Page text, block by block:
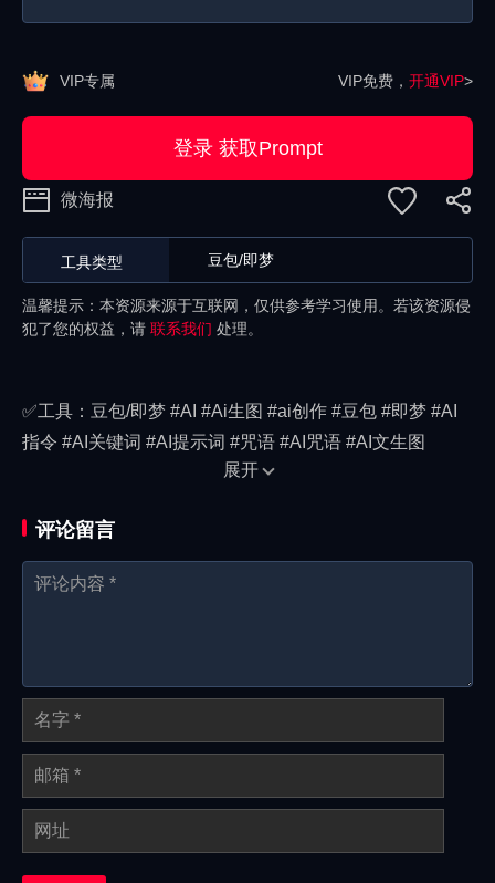
VIP专属 VIP免费， 开通VIP>
登录 获取Prompt
微海报
工具类型 豆包/即梦
温馨提示：本资源来源于互联网，仅供参考学习使用。若该资源侵
犯了您的权益，请 联系我们 处理。
✅工具：豆包/即梦 #AI #Ai生图 #ai创作 #豆包 #即梦 #AI
指令 #AI关键词 #AI提示词 #咒语 #AI咒语 #AI文生图
展开
评论留言